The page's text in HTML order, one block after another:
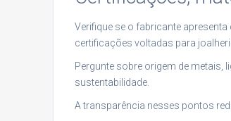
Verifique se o fabricante
certificações voltadas para
Pergunte sobre origem de metais,
sustentabilidade.
A transparência nesses pontos